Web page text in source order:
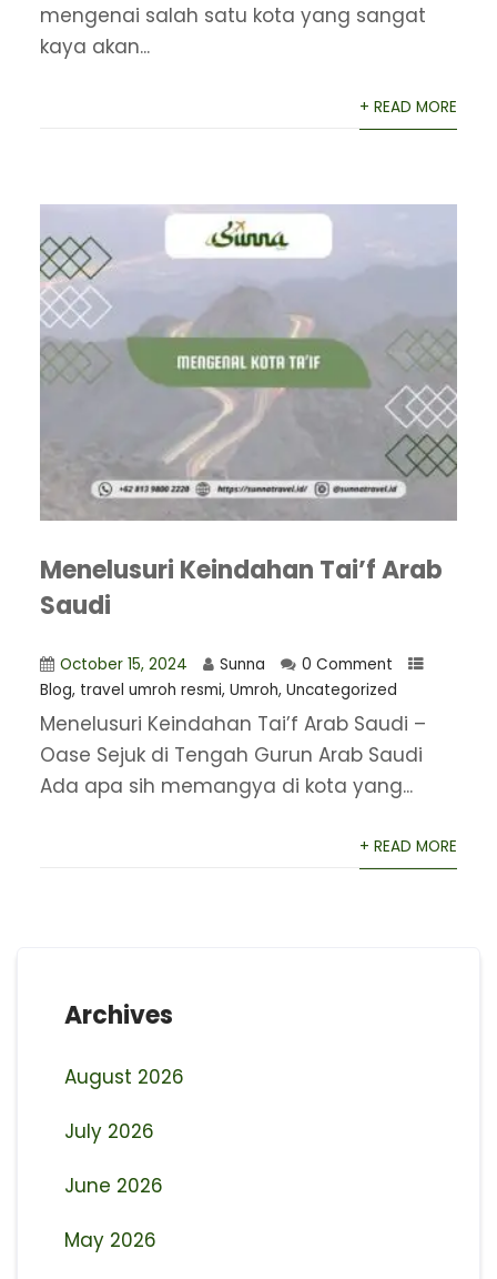
mengenai salah satu kota yang sangat
kaya akan...
+ READ MORE
Menelusuri Keindahan Tai’f Arab
Saudi
October 15, 2024 Sunna
0 Comment
Blog, travel umroh resmi, Umroh, Uncategorized
Menelusuri Keindahan Tai’f Arab Saudi –
Oase Sejuk di Tengah Gurun Arab Saudi
Ada apa sih memangya di kota yang...
+ READ MORE
Archives
August 2026
July 2026
June 2026
May 2026